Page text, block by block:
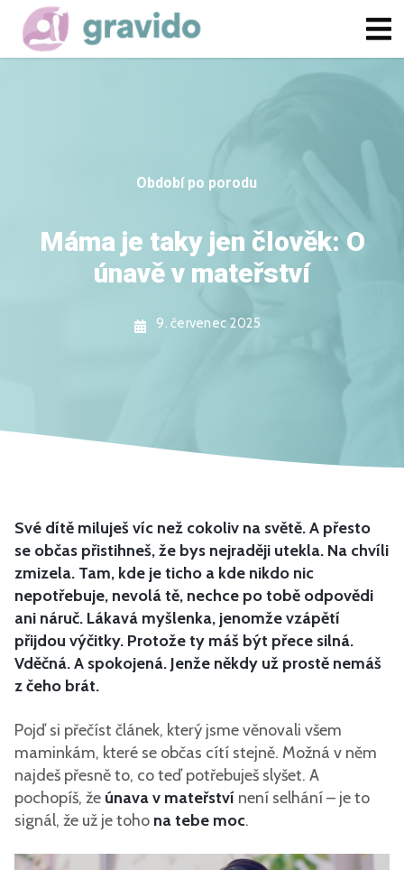
Období po porodu
Máma je taky jen člověk: O
únavě v mateřství
9. červenec 2025
Své dítě miluješ víc než cokoliv na světě. A přesto
se občas přistihneš, že bys nejraději utekla. Na chvíli
zmizela. Tam, kde je ticho a kde nikdo nic
nepotřebuje, nevolá tě, nechce po tobě odpovědi
ani náruč. Lákavá myšlenka, jenomže vzápětí
přijdou výčitky. Protože ty máš být přece silná.
Vděčná. A spokojená. Jenže někdy už prostě nemáš
z čeho brát.
Pojď si přečíst článek, který jsme věnovali všem
maminkám, které se občas cítí stejně. Možná v něm
najdeš přesně to, co teď potřebuješ slyšet. A
pochopíš, že únava v mateřství není selhání – je to
signál, že už je toho na tebe moc.